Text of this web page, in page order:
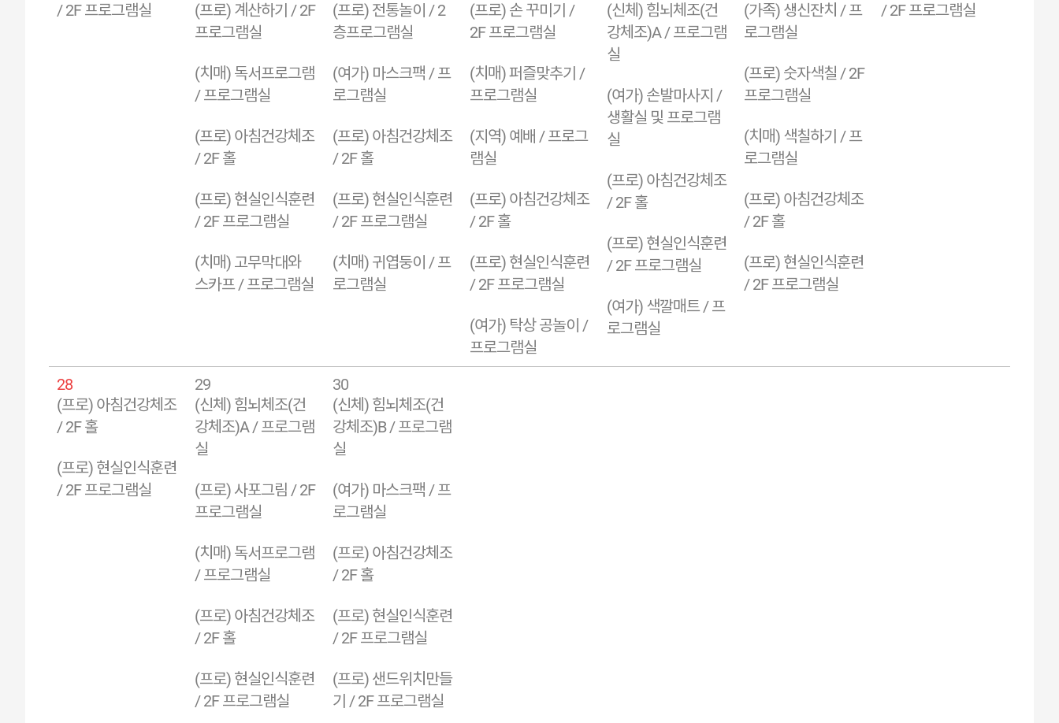
/ 2F 프로그램실
(프로) 계산하기 / 2F
프로그램실
(치매) 독서프로그램
/ 프로그램실
(프로) 아침건강체조
/ 2F 홀
(프로) 현실인식훈련
/ 2F 프로그램실
(치매) 고무막대와
스카프 / 프로그램실
(프로) 전통놀이 / 2
층프로그램실
(여가) 마스크팩 / 프
로그램실
(프로) 아침건강체조
/ 2F 홀
(프로) 현실인식훈련
/ 2F 프로그램실
(치매) 귀엽둥이 / 프
로그램실
(프로) 손 꾸미기 /
2F 프로그램실
(치매) 퍼즐맞추기 /
프로그램실
(지역) 예배 / 프로그
램실
(프로) 아침건강체조
/ 2F 홀
(프로) 현실인식훈련
/ 2F 프로그램실
(여가) 탁상 공놀이 /
프로그램실
(신체) 힘뇌체조(건
강체조)A / 프로그램
실
(여가) 손발마사지 /
생활실 및 프로그램
실
(프로) 아침건강체조
/ 2F 홀
(프로) 현실인식훈련
/ 2F 프로그램실
(여가) 색깔매트 / 프
로그램실
(가족) 생신잔치 / 프
로그램실
(프로) 숫자색칠 / 2F
프로그램실
(치매) 색칠하기 / 프
로그램실
(프로) 아침건강체조
/ 2F 홀
(프로) 현실인식훈련
/ 2F 프로그램실
/ 2F 프로그램실
28
(프로) 아침건강체조
/ 2F 홀
(프로) 현실인식훈련
/ 2F 프로그램실
29
(신체) 힘뇌체조(건
강체조)A / 프로그램
실
(프로) 사포그림 / 2F
프로그램실
(치매) 독서프로그램
/ 프로그램실
(프로) 아침건강체조
/ 2F 홀
(프로) 현실인식훈련
/ 2F 프로그램실
30
(신체) 힘뇌체조(건
강체조)B / 프로그램
실
(여가) 마스크팩 / 프
로그램실
(프로) 아침건강체조
/ 2F 홀
(프로) 현실인식훈련
/ 2F 프로그램실
(프로) 샌드위치만들
기 / 2F 프로그램실